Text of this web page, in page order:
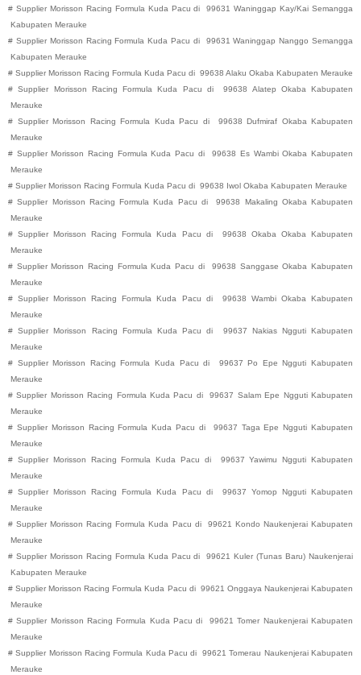
# Supplier Morisson Racing Formula Kuda Pacu di 99631 Waninggap Kay/Kai Semangga
Kabupaten Merauke
# Supplier Morisson Racing Formula Kuda Pacu di 99631 Waninggap Nanggo Semangga
Kabupaten Merauke
# Supplier Morisson Racing Formula Kuda Pacu di 99638 Alaku Okaba Kabupaten Merauke
# Supplier Morisson Racing Formula Kuda Pacu di 99638 Alatep Okaba Kabupaten
Merauke
# Supplier Morisson Racing Formula Kuda Pacu di 99638 Dufmiraf Okaba Kabupaten
Merauke
# Supplier Morisson Racing Formula Kuda Pacu di 99638 Es Wambi Okaba Kabupaten
Merauke
# Supplier Morisson Racing Formula Kuda Pacu di 99638 Iwol Okaba Kabupaten Merauke
# Supplier Morisson Racing Formula Kuda Pacu di 99638 Makaling Okaba Kabupaten
Merauke
# Supplier Morisson Racing Formula Kuda Pacu di 99638 Okaba Okaba Kabupaten
Merauke
# Supplier Morisson Racing Formula Kuda Pacu di 99638 Sanggase Okaba Kabupaten
Merauke
# Supplier Morisson Racing Formula Kuda Pacu di 99638 Wambi Okaba Kabupaten
Merauke
# Supplier Morisson Racing Formula Kuda Pacu di 99637 Nakias Ngguti Kabupaten
Merauke
# Supplier Morisson Racing Formula Kuda Pacu di 99637 Po Epe Ngguti Kabupaten
Merauke
# Supplier Morisson Racing Formula Kuda Pacu di 99637 Salam Epe Ngguti Kabupaten
Merauke
# Supplier Morisson Racing Formula Kuda Pacu di 99637 Taga Epe Ngguti Kabupaten
Merauke
# Supplier Morisson Racing Formula Kuda Pacu di 99637 Yawimu Ngguti Kabupaten
Merauke
# Supplier Morisson Racing Formula Kuda Pacu di 99637 Yomop Ngguti Kabupaten
Merauke
# Supplier Morisson Racing Formula Kuda Pacu di 99621 Kondo Naukenjerai Kabupaten
Merauke
# Supplier Morisson Racing Formula Kuda Pacu di 99621 Kuler (Tunas Baru) Naukenjerai
Kabupaten Merauke
# Supplier Morisson Racing Formula Kuda Pacu di 99621 Onggaya Naukenjerai Kabupaten
Merauke
# Supplier Morisson Racing Formula Kuda Pacu di 99621 Tomer Naukenjerai Kabupaten
Merauke
# Supplier Morisson Racing Formula Kuda Pacu di 99621 Tomerau Naukenjerai Kabupaten
Merauke